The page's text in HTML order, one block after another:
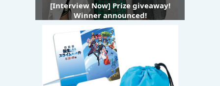
[Interview Now] Prize giveaway!
Winner announced!